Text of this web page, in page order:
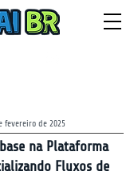
de 2025
na Plataforma
Fluxos de